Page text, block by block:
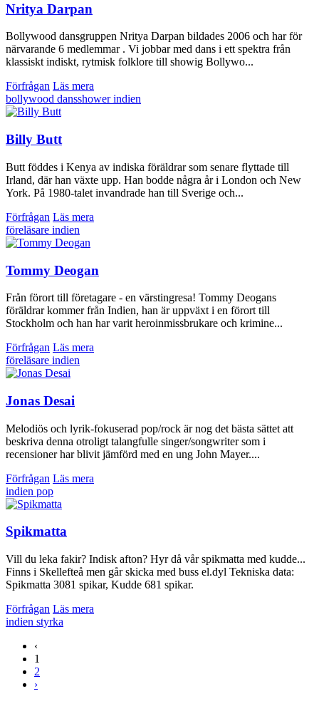
Nritya Darpan
Bollywood dansgruppen Nritya Darpan bildades 2006 och har för
närvarande 6 medlemmar . Vi jobbar med dans i ett spektra från
klassiskt indiskt, rytmisk folklore till showig Bollywo...
Förfrågan Läs mera
bollywood dansshowerindien
Billy Butt
Butt föddes i Kenya av indiska föräldrar som senare flyttade till
Irland, där han växte upp. Han bodde några år i London och New
York. På 1980-talet invandrade han till Sverige och...
Förfrågan Läs mera
föreläsare indien
Tommy Deogan
Från förort till företagare - en värstingresa! Tommy Deogans
föräldrar kommer från Indien, han är uppväxt i en förort till
Stockholm och han har varit heroinmissbrukare och krimine...
Förfrågan Läs mera
föreläsare indien
Jonas Desai
Melodiös och lyrik-fokuserad pop/rock är nog det bästa sättet att
beskriva denna otroligt talangfulle singer/songwriter som i
recensioner har blivit jämförd med en ung John Mayer....
Förfrågan Läs mera
indien pop
Spikmatta
Vill du leka fakir? Indisk afton? Hyr då vår spikmatta med kudde...
Finns i Skellefteå men går skicka med buss el.dyl Tekniska data:
Spikmatta 3081 spikar, Kudde 681 spikar.
Förfrågan Läs mera
indien styrka
‹
1
2
›